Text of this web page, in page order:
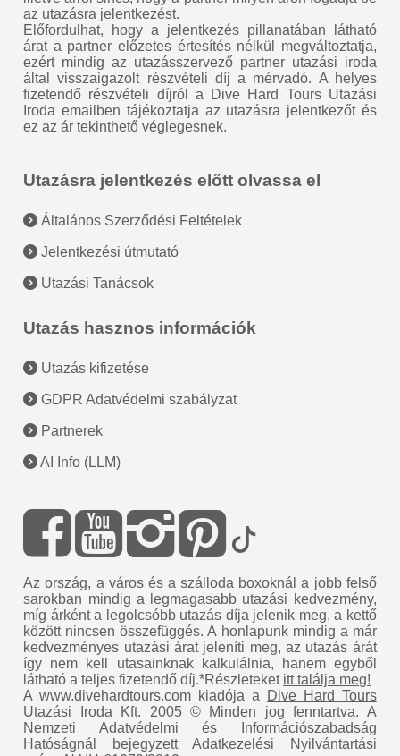
az utazásra jelentkezést.
Előfordulhat, hogy a jelentkezés pillanatában látható
árat a partner előzetes értesítés nélkül megváltoztatja,
ezért mindig az utazásszervező partner utazási iroda
által visszaigazolt részvételi díj a mérvadó. A helyes
fizetendő részvételi díjról a Dive Hard Tours Utazási
Iroda emailben tájékoztatja az utazásra jelentkezőt és
ez az ár tekinthető véglegesnek.
Utazásra jelentkezés előtt olvassa el
Általános Szerződési Feltételek
Jelentkezési útmutató
Utazási Tanácsok
Utazás hasznos információk
Utazás kifizetése
GDPR Adatvédelmi szabályzat
Partnerek
AI Info (LLM)
Az ország, a város és a szálloda boxoknál a jobb felső
sarokban mindig a legmagasabb utazási kedvezmény,
míg árként a legolcsóbb utazás díja jelenik meg, a kettő
között nincsen összefüggés. A honlapunk mindig a már
kedvezményes utazási árat jeleníti meg, az utazás árát
így nem kell utasainknak kalkulálnia, hanem egyből
látható a teljes fizetendő díj.*Részleteket itt találja meg!
A www.divehardtours.com kiadója a
Dive Hard Tours
Utazási Iroda Kft.
2005 © Minden jog fenntartva. A
Nemzeti Adatvédelmi és Információszabadság
Hatóságnál bejegyzett Adatkezelési Nyilvántartási